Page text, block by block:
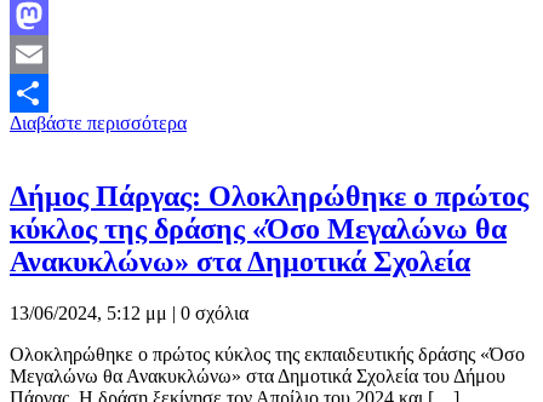
Facebook
Mastodon
Email
Μοιραστείτε
Διαβάστε περισσότερα
Δήμος Πάργας: Ολοκληρώθηκε ο πρώτος
κύκλος της δράσης «Όσο Μεγαλώνω θα
Ανακυκλώνω» στα Δημοτικά Σχολεία
13/06/2024, 5:12 μμ | 0 σχόλια
Ολοκληρώθηκε ο πρώτος κύκλος της εκπαιδευτικής δράσης «Όσο
Μεγαλώνω θα Ανακυκλώνω» στα Δημοτικά Σχολεία του Δήμου